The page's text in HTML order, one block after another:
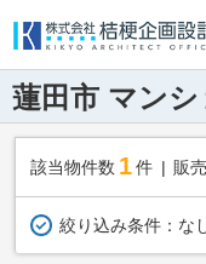
蓮田市 マン
該当物件数 1件 販
絞り込み条件： な